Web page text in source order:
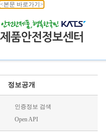
<본문 바로가기>
정보공개
인증정보 검색
Open API